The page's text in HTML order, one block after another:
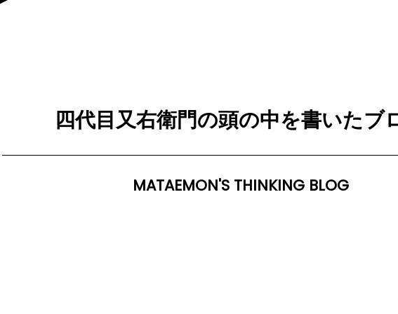
四代目又右衛門の頭の中を書いたブ
MATAEMON'S THINKING BLOG